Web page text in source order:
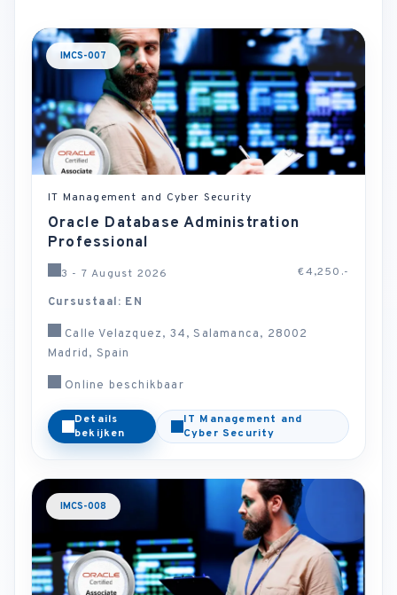
IMCS-007
IT Management and Cyber Security
Oracle Database Administration
Professional
3 - 7 August 2026 €4,250.-
Cursustaal: EN
Calle Velazquez, 34, Salamanca, 28002
Madrid, Spain
Online beschikbaar
Details
bekijken
IT Management and
Cyber Security
IMCS-008